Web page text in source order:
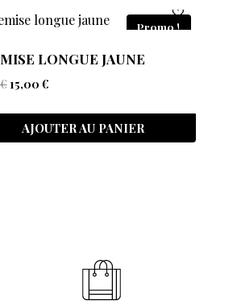
Promo !
LONGUE JAUNE
€15,00 €
AJOUTER AU PANIER